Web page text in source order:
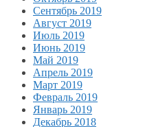
Сентябрь 2019
Август 2019
Июль 2019
Июнь 2019
Май 2019
Апрель 2019
Март 2019
Февраль 2019
Январь 2019
Декабрь 2018